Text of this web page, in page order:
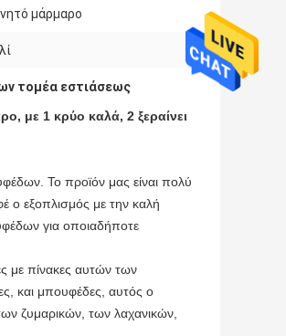
μάρμαρο
τομέα εστιάσεως
με 1 κρύο καλά, 2 ξεραίνει
Το προϊόν μας είναι πολύ
ο εξοπλισμός με την καλή
για οποιαδήποτε
με πίνακες αυτών των
και μπουφέδες, αυτός ο
ζυμαρικών, των λαχανικών,